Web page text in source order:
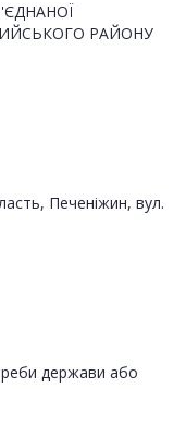
РАЙОНУ
Печеніжин, вул.
держави або